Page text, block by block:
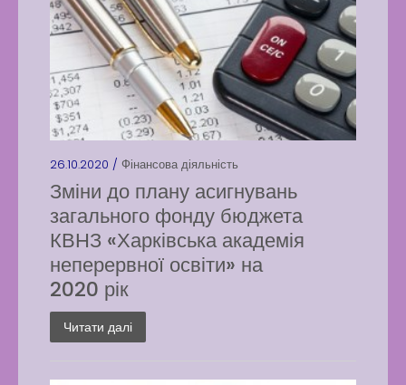
26.10.2020 / Фінансова діяльність
Зміни до плану асигнувань
загального фонду бюджета
КВНЗ «Харківська академія
неперервної освіти» на
2020 рік
Читати далі